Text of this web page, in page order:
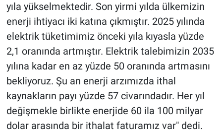
yıla yükselmektedir. Son yirmi yılda ülkemizin
enerji ihtiyacı iki katına çıkmıştır. 2025 yılında
elektrik tüketimimiz önceki yıla kıyasla yüzde
2,1 oranında artmıştır. Elektrik talebimizin 2035
yılına kadar en az yüzde 50 oranında artmasını
bekliyoruz. Şu an enerji arzımızda ithal
kaynakların payı yüzde 57 civarındadır. Her yıl
değişmekle birlikte enerjide 60 ila 100 milyar
dolar arasında bir ithalat faturamız var" dedi.